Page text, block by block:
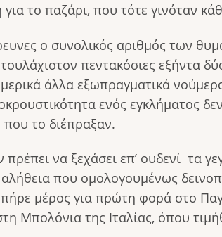
το παζάρι, που τότε γινόταν
ο συνολικός αριθμός των
πεντακόσιες εξήντα
άλλα εξωπραγματικά
ενός εγκλήματος
που το διέπραξαν.
να ξεχάσει επ’ ουδενί τα
αλήθεια που ομολογουμένως
μέρος για πρώτη φορά στο
Μπολόνια της Ιταλίας, όπου